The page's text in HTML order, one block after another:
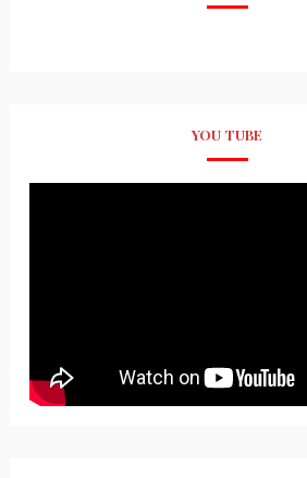
YOU TUBE